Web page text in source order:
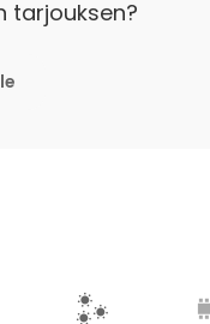
tarjouksen?